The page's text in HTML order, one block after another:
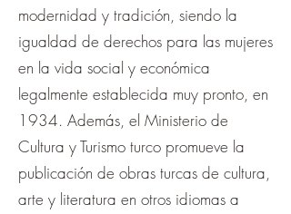
modernidad y tradición, siendo la
igualdad de derechos para las mujeres
en la vida social y económica
legalmente establecida muy pronto, en
1934. Además, el Ministerio de
Cultura y Turismo turco promueve la
publicación de obras turcas de cultura,
arte y literatura en otros idiomas a